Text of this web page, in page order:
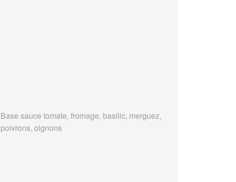
Base sauce tomate, fromage, basilic, merguez,
poivrons, oignons